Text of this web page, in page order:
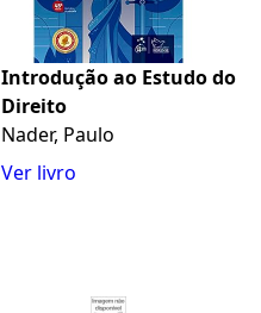
Introdução ao Estudo do
Direito
Nader, Paulo
Ver livro